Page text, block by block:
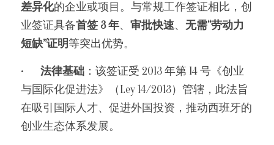
差异化的企业或项目。与常规工作签证相比，创
业签证具备首签 3 年、 审批快速、 无需“劳动力
短缺”证明等突出优势。
法律基础 ：该签证受 2013 年第 14 号《创业
与国际化促进法》（Ley 14/2013）管辖，此法旨
在吸引国际人才、促进外国投资，推动西班牙的
创业生态体系发展。